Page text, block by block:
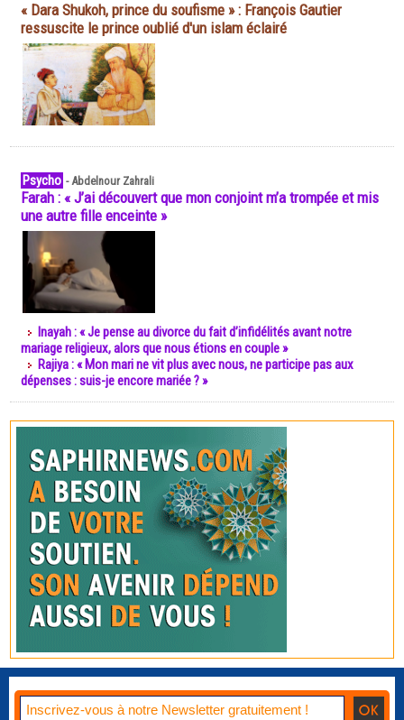
« Dara Shukoh, prince du soufisme » : François Gautier
ressuscite le prince oublié d'un islam éclairé
Psycho -Abdelnour Zahrali
Farah : « J’ai découvert que mon conjoint m’a trompée et mis
une autre fille enceinte »
Inayah : « Je pense au divorce du fait d’infidélités avant notre
mariage religieux, alors que nous étions en couple »
Rajiya : « Mon mari ne vit plus avec nous, ne participe pas aux
dépenses : suis-je encore mariée ? »